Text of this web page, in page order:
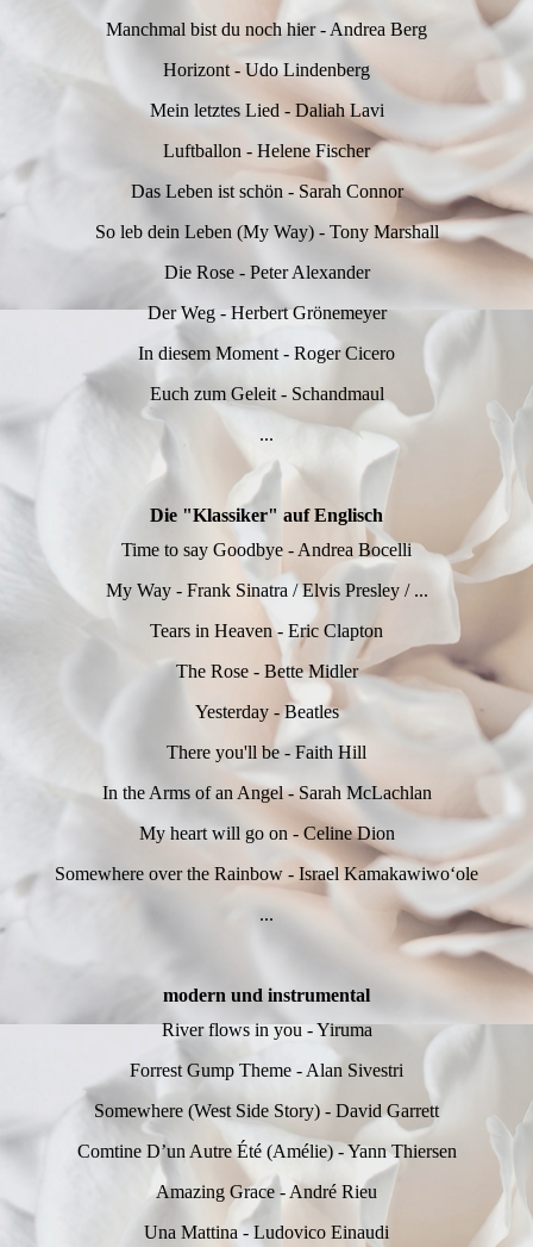
Manchmal bist du noch hier - Andrea Berg
Horizont - Udo Lindenberg
Mein letztes Lied - Daliah Lavi
Luftballon - Helene Fischer
Das Leben ist schön - Sarah Connor
So leb dein Leben (My Way) - Tony Marshall
Die Rose - Peter Alexander
Der Weg - Herbert Grönemeyer
In diesem Moment - Roger Cicero
Euch zum Geleit - Schandmaul
...
Die "Klassiker" auf Englisch
Time to say Goodbye - Andrea Bocelli
My Way - Frank Sinatra / Elvis Presley / ...
Tears in Heaven - Eric Clapton
The Rose - Bette Midler
Yesterday - Beatles
There you'll be - Faith Hill
In the Arms of an Angel - Sarah McLachlan
My heart will go on - Celine Dion
Somewhere over the Rainbow - Israel Kamakawiwoʻole
...
modern und instrumental
River flows in you - Yiruma
Forrest Gump Theme - Alan Sivestri
Somewhere (West Side Story) - David Garrett
Comtine D’un Autre Été (Amélie) - Yann Thiersen
Amazing Grace - André Rieu
Una Mattina - Ludovico Einaudi